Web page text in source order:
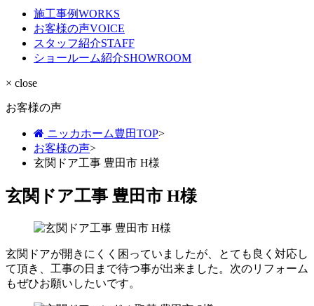
施工事例WORKS
お客様の声VOICE
スタッフ紹介STAFF
ショールーム紹介SHOWROOM
× close
お客様の声
ニッカホーム豊田TOP>
お客様の声>
玄関ドア工事 豊田市 H様
玄関ドア工事 豊田市 H様
玄関ドアが開きにくく困っていましたが、とても良く対応し
て頂き、工事の日まで待つ事が出来ました。次のリフォーム
もぜひお願いしたいです。